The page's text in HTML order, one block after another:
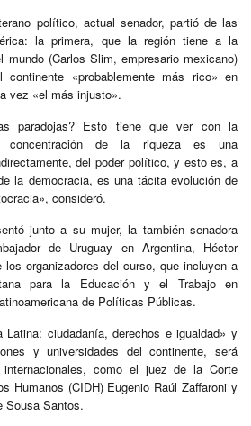
político, actual senador, partió de las
la primera, que la región tiene a la
mundo (Carlos Slim, empresario mexicano)
«probablemente más rico» en
vez «el más injusto».
paradojas? Esto tiene que ver con la
concentración de la riqueza es una
del poder político, y esto es, a
la democracia, es una tácita evolución de
consideró.
junto a su mujer, la también senadora
de Uruguay en Argentina, Héctor
los organizadores del curso, que incluyen a
para la Educación y el Trabajo en
de Políticas Públicas.
ciudadanía, derechos e igualdad» y
y universidades del continente, será
como el juez de la Corte
Humanos (CIDH) Eugenio Raúl Zaffaroni y
Sousa Santos.